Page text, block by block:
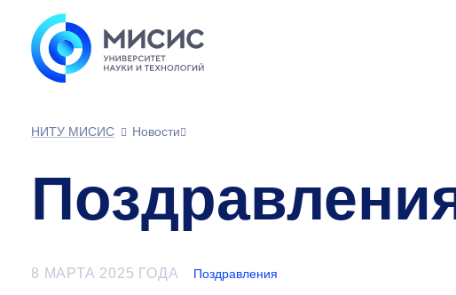
НИТУ МИСИС
Новости
8 МАРТА 2025 ГОДА Поздравления